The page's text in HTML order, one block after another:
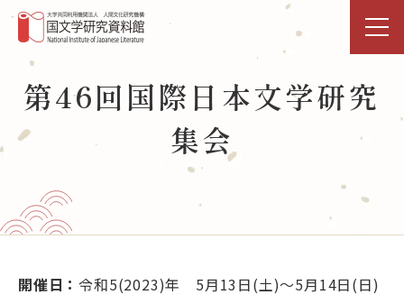
トップページ
研究活動・共同利用
展示・イベント
図書館
第46回国際日本文学研究
集会
開催日：令和5(2023)年 5月13日(土)～5月14日(日)